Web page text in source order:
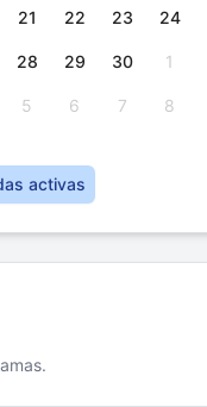
21 22 23 24
28 29 30 1
5 6 7 8
activas